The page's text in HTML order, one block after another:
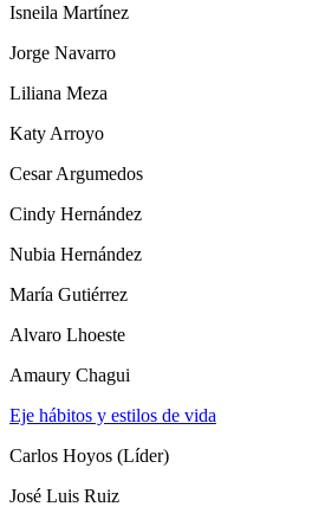
Isneila Martínez
Jorge Navarro
Liliana Meza
Katy Arroyo
Cesar Argumedos
Cindy Hernández
Nubia Hernández
María Gutiérrez
Alvaro Lhoeste
Amaury Chagui
Eje hábitos y estilos de vida
Carlos Hoyos (Líder)
José Luis Ruiz